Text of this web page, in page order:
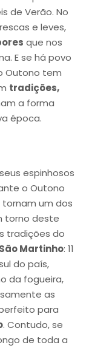
de Verão. No
e leves,
que nos
E se há povo
Outono tem
tradições,
a forma
época.
espinhosos
o Outono
um dos
torno deste
tradições do
Martinho: 11
do país,
da fogueira,
as
para
. Contudo, se
de toda a